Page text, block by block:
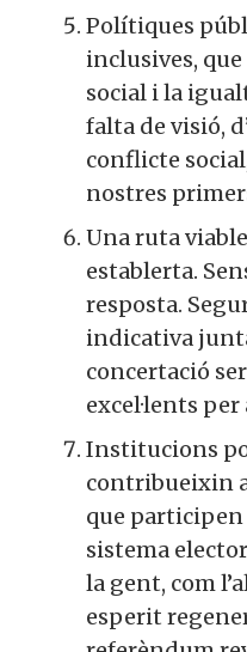
Polítiques
inclusives,
social i la
falta de visió,
conflicte
nostres
Una ruta
establerta.
resposta.
indicativa
concertació
excel·lents
Institucions
contribueixin
que
sistema
la gent, com
esperit